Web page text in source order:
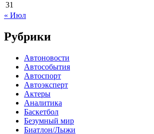
31
« Июл
Рубрики
Автоновости
Автособытия
Автоспорт
Автоэксперт
Актеры
Аналитика
Баскетбол
Безумный мир
Биатлон/Лыжи